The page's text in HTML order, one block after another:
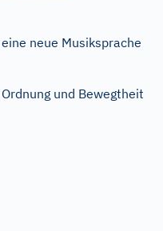
neue Musiksprache
und Bewegtheit